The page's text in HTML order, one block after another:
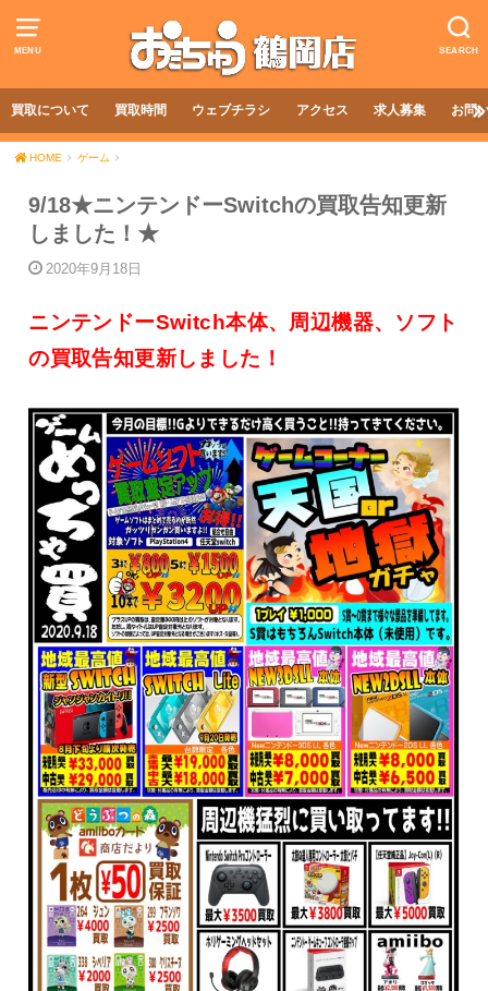
MENU SEARCH
買取について 買取時間 ウェブチラシ アクセス 求人募集 お問
HOME ゲーム
9/18★ニンテンドーSwitchの買取告知更新
しました！★
2020年9月18日
ニンテンドーSwitch本体、周辺機器、ソフト
の買取告知更新しました！